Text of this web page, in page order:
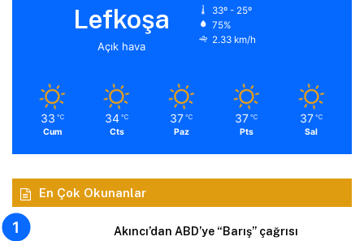
Lefkoşa
Açık hava
33º - 25º
75%
2.33 km/h
33 ℃
Cum
34 ℃
Cts
37 ℃
Paz
37 ℃
Pts
37 ℃
Sal
En Çok Okunanlar
Akıncı’dan ABD’ye “Barış” çağrısı